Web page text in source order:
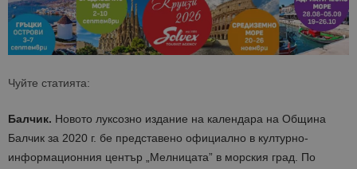
Чуйте статията:
Балчик. Новото луксозно издание на календара на Община
Балчик за 2020 г. бе представено официално в културно-
информационния център „Мелницата” в морския град. По